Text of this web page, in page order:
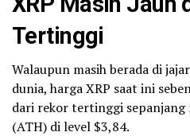
Tertinggi
Walaupun masih berada di
dunia, harga XRP saat ini
dari rekor tertinggi sepanjang
(ATH) di level $3,84.